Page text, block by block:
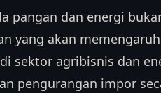
pangan dan energi
yang akan
sektor agribisnis dan
pengurangan impor